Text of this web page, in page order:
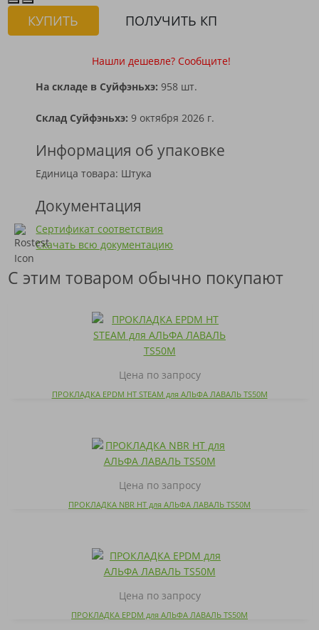
КУПИТЬ ПОЛУЧИТЬ КП
Нашли дешевле? Сообщите!
На складе в Суйфэньхэ: 958 шт.
Склад Суйфэньхэ: 9 октября 2026 г.
Информация об упаковке
Единица товара: Штука
Документация
Сертификат соответствия
Скачать всю документацию
С этим товаром обычно покупают
Цена по запросу
ПРОКЛАДКА EPDM HT STEAM для АЛЬФА ЛАВАЛЬ TS50M
Цена по запросу
ПРОКЛАДКА NBR HT для АЛЬФА ЛАВАЛЬ TS50M
Цена по запросу
ПРОКЛАДКА EPDM для АЛЬФА ЛАВАЛЬ TS50M